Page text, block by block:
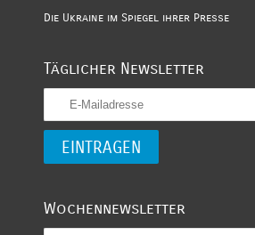
Die Ukraine im Spiegel ihrer Presse
Täglicher Newsletter
Wochennewsletter